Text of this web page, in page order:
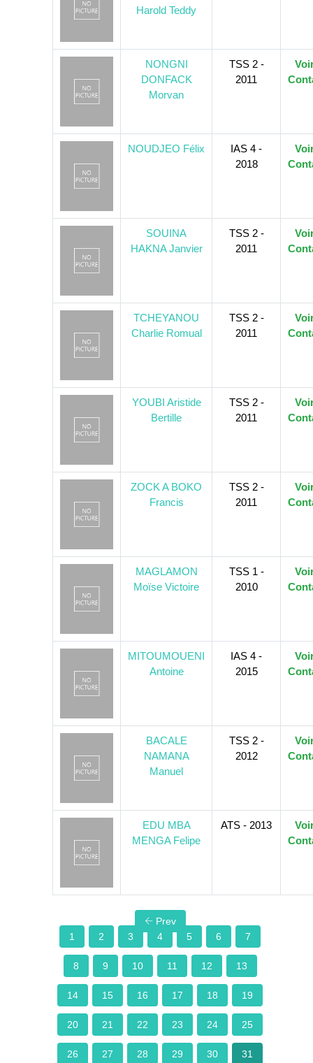
Harold Teddy
NONGNI
DONFACK
Morvan
TSS 2 -
2011
NOUDJEO Félix
IAS 4 -
2018
SOUINA
HAKNA Janvier
TSS 2 -
2011
TCHEYANOU
Charlie Romual
TSS 2 -
2011
YOUBI Aristide
Bertille
TSS 2 -
2011
ZOCK A BOKO
Francis
TSS 2 -
2011
MAGLAMON
Moïse Victoire
TSS 1 -
2010
MITOUMOUENI
Antoine
IAS 4 -
2015
BACALE
NAMANA
Manuel
TSS 2 -
2012
EDU MBA
MENGA Felipe
ATS - 2013
Prev
1
2 3 4 5 6 7
8 9 10 11 12 13
14 15 16 17 18 19
20 21 22 23 24 25
26 27 28 29 30 31